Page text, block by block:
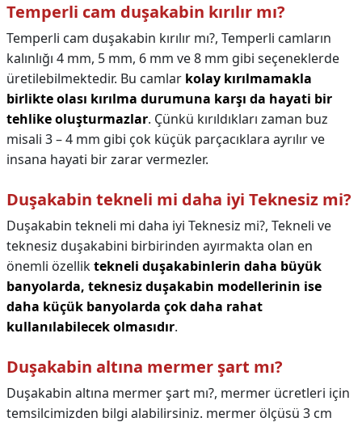
Temperli cam duşakabin kırılır mı?
Temperli cam duşakabin kırılır mı?, Temperli camların
kalınlığı 4 mm, 5 mm, 6 mm ve 8 mm gibi seçeneklerde
üretilebilmektedir. Bu camlar kolay kırılmamakla
birlikte olası kırılma durumuna karşı da hayati bir
tehlike oluşturmazlar. Çünkü kırıldıkları zaman buz
misali 3 – 4 mm gibi çok küçük parçacıklara ayrılır ve
insana hayati bir zarar vermezler.
Duşakabin tekneli mi daha iyi Teknesiz mi?
Duşakabin tekneli mi daha iyi Teknesiz mi?, Tekneli ve
teknesiz duşakabini birbirinden ayırmakta olan en
önemli özelliktekneli duşakabinlerin daha büyük
banyolarda, teknesiz duşakabin modellerinin ise
daha küçük banyolarda çok daha rahat
kullanılabilecek olmasıdır.
Duşakabin altına mermer şart mı?
Duşakabin altına mermer şart mı?, mermer ücretleri için
temsilcimizden bilgi alabilirsiniz. mermer ölçüsü 3 cm